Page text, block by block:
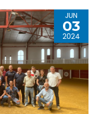
JUN
03
2024